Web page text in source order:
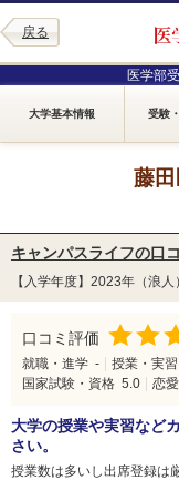
戻る
医学部
大学基本情報 受験
藤
キャンパスライフの口
【入学年度】2023年（浪人）
口コミ評価
就職・進学 - 授業・実習
国家試験・資格 5.0 恋
大学の授業や実習など
さい。
授業数は多いし出席登録は